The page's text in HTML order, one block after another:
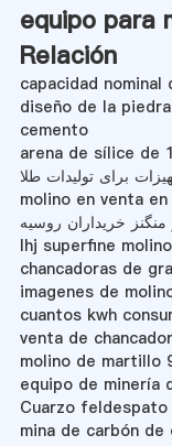
equipo para
Relación
capacidad nominal
diseño de la
cemento
arena de sílice de
برای تولیدات طلا
molino en venta
منگنز خریداران روسیه
lhj superfine
chancadoras de
imagenes de
cuantos kwh
venta de
molino de martillo
equipo de minería
Cuarzo feldespato
mina de carbón